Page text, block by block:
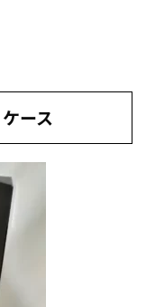
ース